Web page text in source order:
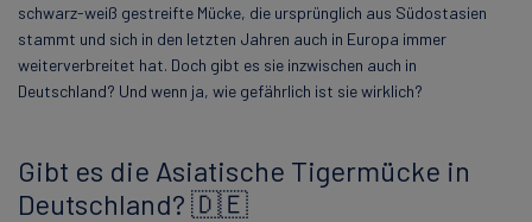
schwarz-weiß gestreifte Mücke, die ursprünglich aus Südostasien
stammt und sich in den letzten Jahren auch in Europa immer
weiterverbreitet hat. Doch gibt es sie inzwischen auch in
Deutschland? Und wenn ja, wie gefährlich ist sie wirklich?
Gibt es die Asiatische Tigermücke in
Deutschland? 🇩🇪